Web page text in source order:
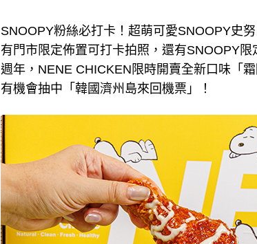
SNOOPY粉絲必打卡！超萌可愛SNOOPY史
有門市限定佈置可打卡拍照，還有SNOOPY
週年，NENE CHICKEN限時開賣全新口味「
有機會抽中「韓國濟州島來回機票」！